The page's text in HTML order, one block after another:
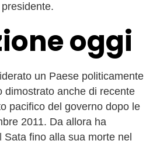
oggi
un Paese politicamente
dimostrato anche di recente
pacifico del governo dopo le
2011. Da allora ha
fino alla sua morte nel